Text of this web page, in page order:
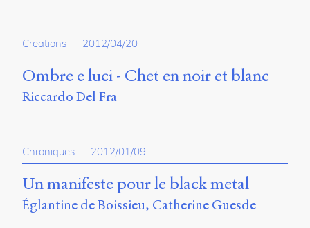
conçu
Julie
Maxime
Barros,
Greis,
Timothée
Guicherd,
Creations — 2012/04/20
Ombre e luci - Chet en noir et blanc
Riccardo Del Fra
Chroniques — 2012/01/09
Un manifeste pour le black metal
Églantine de Boissieu Catherine Guesde